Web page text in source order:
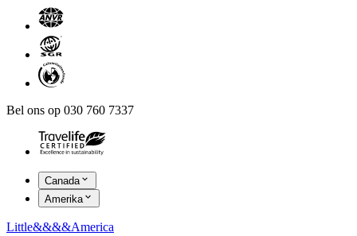
Bel ons op 030 760 7337
Canada
Amerika
Little&&&&America